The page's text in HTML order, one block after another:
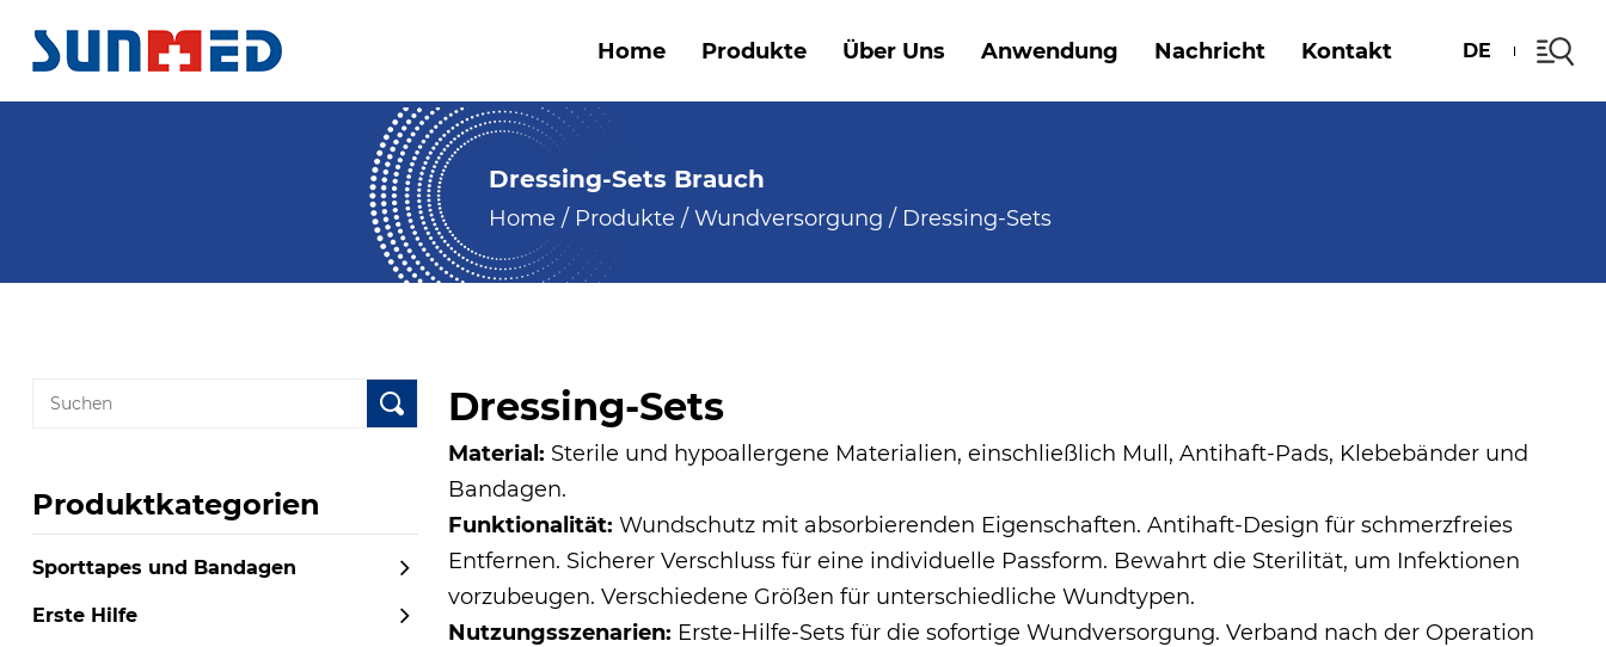
Home Produkte Über Uns Anwendung Nachricht Kontakt DE
Dressing-Sets Brauch
Home / Produkte / Wundversorgung / Dressing-Sets
Produktkategorien
Sporttapes und Bandagen
Erste Hilfe
Dressing-Sets
Material: Sterile und hypoallergene Materialien, einschließlich Mull, Antihaft-Pads, Klebebänder und
Bandagen.
Funktionalität:Wundschutz mit absorbierenden Eigenschaften. Antihaft-Design für schmerzfreies
Entfernen. Sicherer Verschluss für eine individuelle Passform. Bewahrt die Sterilität, um Infektionen
vorzubeugen. Verschiedene Größen für unterschiedliche Wundtypen.
Nutzungsszenarien: Erste-Hilfe-Sets für die sofortige Wundversorgung. Verband nach der Operation